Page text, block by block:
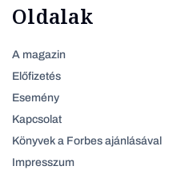
Oldalak
A magazin
Előfizetés
Esemény
Kapcsolat
Könyvek a Forbes ajánlásával
Impresszum